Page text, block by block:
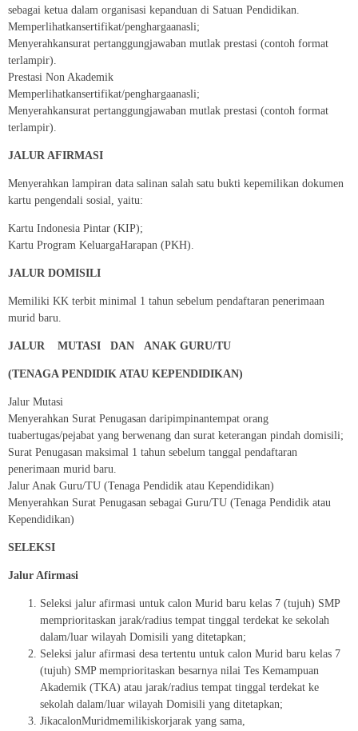
sebagai ketua dalam organisasi kepanduan di Satuan Pendidikan.
Memperlihatkansertifikat/penghargaanasli;
Menyerahkansurat pertanggungjawaban mutlak prestasi (contoh format
terlampir).
Prestasi Non Akademik
Memperlihatkansertifikat/penghargaanasli;
Menyerahkansurat pertanggungjawaban mutlak prestasi (contoh format
terlampir).
JALUR AFIRMASI
Menyerahkan lampiran data salinan salah satu bukti kepemilikan dokumen
kartu pengendali sosial, yaitu:
Kartu Indonesia Pintar (KIP);
Kartu Program KeluargaHarapan (PKH).
JALUR DOMISILI
Memiliki KK terbit minimal 1 tahun sebelum pendaftaran penerimaan
murid baru.
JALUR MUTASI DAN ANAK GURU/TU
(TENAGA PENDIDIK ATAU KEPENDIDIKAN)
Jalur Mutasi
Menyerahkan Surat Penugasan daripimpinantempat orang
tuabertugas/pejabat yang berwenang dan surat keterangan pindah domisili;
Surat Penugasan maksimal 1 tahun sebelum tanggal pendaftaran
penerimaan murid baru.
Jalur Anak Guru/TU (Tenaga Pendidik atau Kependidikan)
Menyerahkan Surat Penugasan sebagai Guru/TU (Tenaga Pendidik atau
Kependidikan)
SELEKSI
Jalur Afirmasi
Seleksi jalur afirmasi untuk calon Murid baru kelas 7 (tujuh) SMP
memprioritaskan jarak/radius tempat tinggal terdekat ke sekolah
dalam/luar wilayah Domisili yang ditetapkan;
Seleksi jalur afirmasi desa tertentu untuk calon Murid baru kelas 7
(tujuh) SMP memprioritaskan besarnya nilai Tes Kemampuan
Akademik (TKA) atau jarak/radius tempat tinggal terdekat ke
sekolah dalam/luar wilayah Domisili yang ditetapkan;
JikacalonMuridmemilikiskorjarak yang sama,